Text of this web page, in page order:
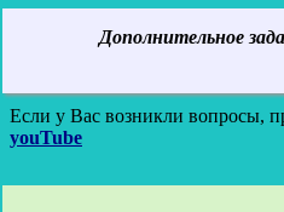
Дополнительное
Если у Вас возникли вопросы,
youTube